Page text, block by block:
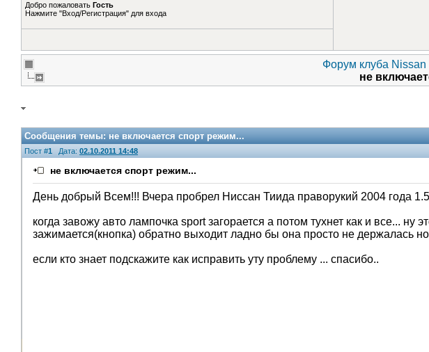
Добро пожаловать Гость
Нажмите "Вход/Регистрация" для входа
Форум клуба Nissan
не
Сообщения темы:не включается спорт режим...
Пост #1 Дата: 02.10.2011 14:48
не включается спорт режим...
День добрый Всем!!! Вчера пробрел Ниссан Тиида праворукий 2004 года
когда завожу авто лампочка sport загорается а потом тухнет как и все...
зажимается(кнопка) обратно выходит ладно бы она просто не держалась
если кто знает подскажите как исправить уту проблему ... спасибо..